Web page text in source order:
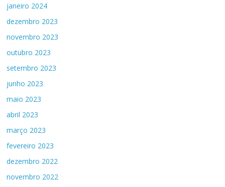
janeiro 2024
dezembro 2023
novembro 2023
outubro 2023
setembro 2023
junho 2023
maio 2023
abril 2023
março 2023
fevereiro 2023
dezembro 2022
novembro 2022